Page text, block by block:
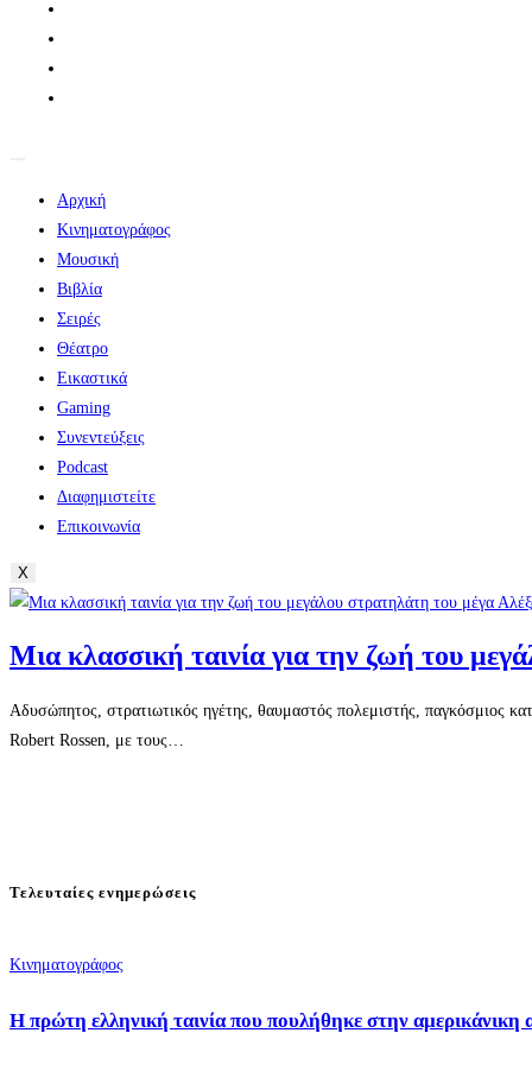
Αρχική
Κινηματογράφος
Μουσική
Βιβλία
Σειρές
Θέατρο
Εικαστικά
Gaming
Συνεντεύξεις
Podcast
Διαφημιστείτε
Επικοινωνία
X
Μια κλασσική ταινία για την ζωή του
Αδυσώπητος, στρατιωτικός ηγέτης, θαυμαστός πολεμιστής, παγκόσμιος
Robert Rossen, με τους…
Τελευταίες ενημερώσεις
Κινηματογράφος
Η πρώτη ελληνική ταινία που πουλήθηκε στην αμερικάνικη